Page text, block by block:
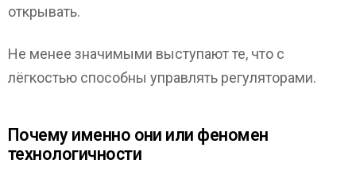
открывать.
Не менее значимыми выступают те, что с
лёгкостью способны управлять регуляторами.
Почему именно они или феномен
технологичности